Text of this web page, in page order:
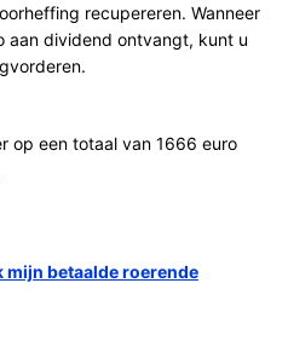
recupereren. Wanneer
aan dividend ontvangt, kunt u
op een totaal van 1666 euro
mijn betaalde roerende